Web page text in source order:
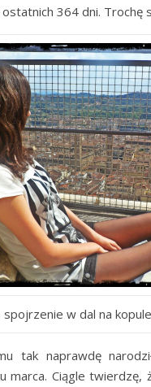
364 dni. Trochę
spojrzenie w dal na
naprawdę
marca. Ciągle